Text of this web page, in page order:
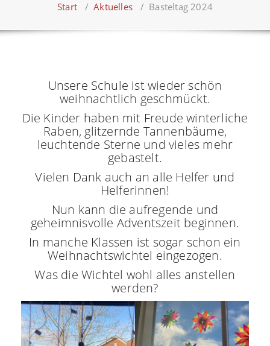
Start/Aktuelles / Basteltag 2024
Unsere Schule ist wieder schön
weihnachtlich geschmückt.
Die Kinder haben mit Freude winterliche
Raben, glitzernde Tannenbäume,
leuchtende Sterne und vieles mehr
gebastelt.
Vielen Dank auch an alle Helfer und
Helferinnen!
Nun kann die aufregende und
geheimnisvolle Adventszeit beginnen.
In manche Klassen ist sogar schon ein
Weihnachtswichtel eingezogen.
Was die Wichtel wohl alles anstellen
werden?